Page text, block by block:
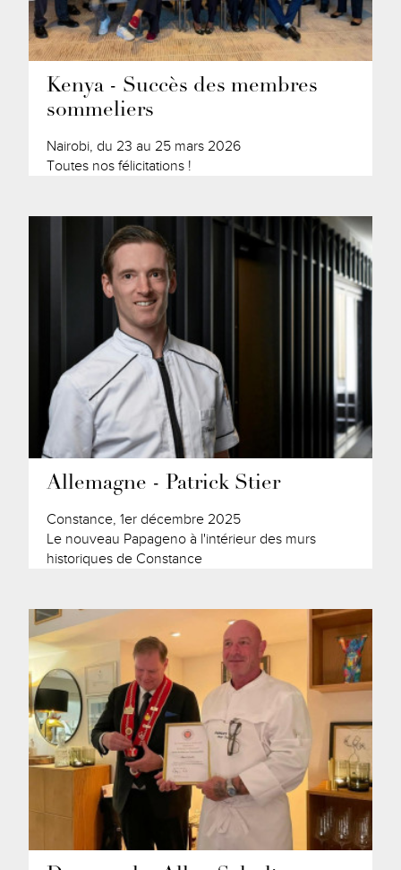
Kenya - Succès des membres
sommeliers
Nairobi, du 23 au 25 mars 2026
Toutes nos félicitations !
Allemagne - Patrick Stier
Constance, 1er décembre 2025
Le nouveau Papageno à l'intérieur des murs
historiques de Constance